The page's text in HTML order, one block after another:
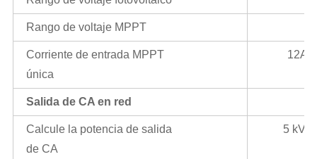
Rango de voltaje MPPT
Corriente de entrada MPPT
única
12A
Salida de CA en red
Calcule la potencia de salida
de CA
5 kVA